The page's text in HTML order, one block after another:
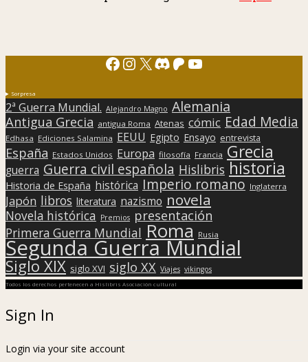
Facebook
Instagram
X Discord
Patreon
YouTube
Sorpresa
2ª Guerra Mundial. Alejandro Magno Alemania
Antigua Grecia antigua Roma Atenas cómic Edad Media
Edhasa Ediciones Salamina EEUU Egipto Ensayo entrevista
España Estados Unidos Europa filosofía Francia Grecia
guerra Guerra civil española Hislibris historia
Historia de España histórica Imperio romano Inglaterra
Japón libros literatura nazismo novela
Novela histórica Premios presentación
Primera Guerra Mundial Roma Rusia
Segunda Guerra Mundial
Siglo XIX siglo XVI siglo XX Viajes vikingos
Todos los derechos pertenecen a Hislibris Asociación cultural
Sign In
Login via your site account